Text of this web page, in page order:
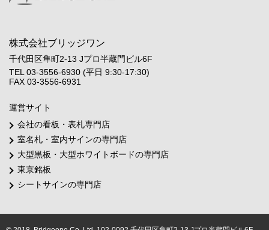
株式会社ブリッジワン
千代田区隼町2-13 Jプロ半蔵門ビル6F
TEL 03-3556-6930 (平日 9:30-17:30)
FAX 03-3556-6931
運営サイト
会社の看板・表札専門店
室名札・室内サインの専門店
大型黒板・大型ホワイトボードの専門店
東京銘板
シートサインの専門店